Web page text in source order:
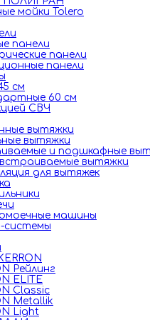
мойки Tolero
панели
панели
панели
см
60 см
СВЧ
вытяжки
вытяжки
и подшкафные
вытяжки
для вытяжек
машины
системы
Рейлинг
ELITE
Classic
Metallik
Light